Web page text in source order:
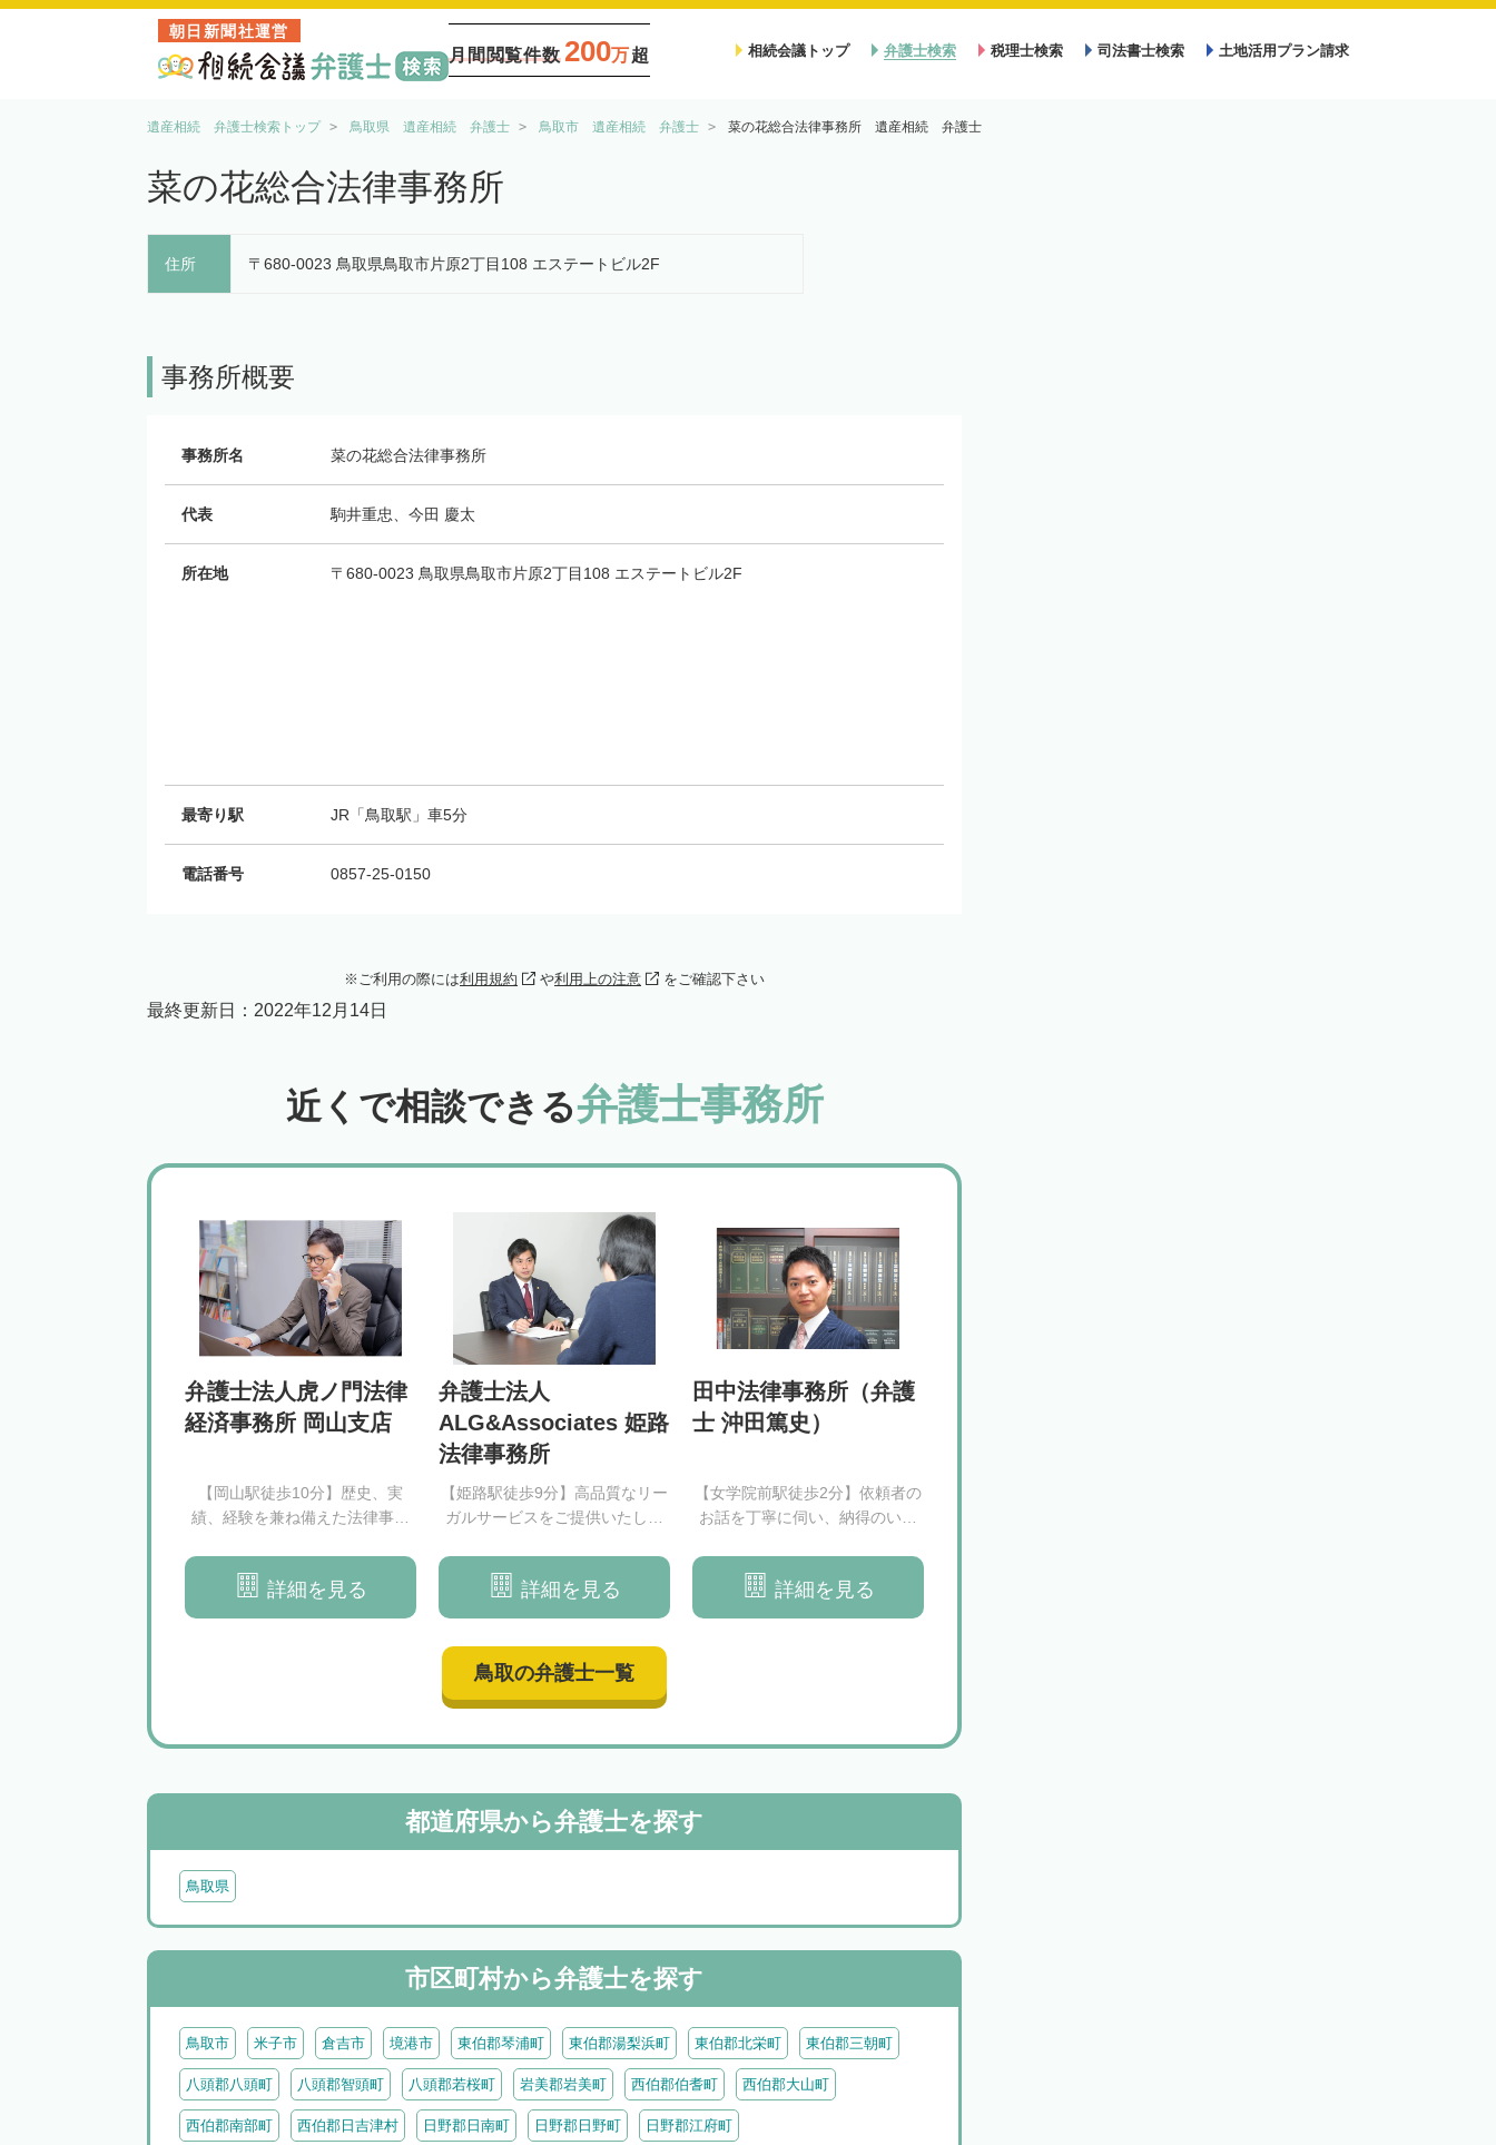
朝日新聞社運営
月間閲覧件数 200万超 相続会議トップ 弁護士検索 税理士検索 司法書士検索 土地活用プラン請求
遺産相続 弁護士検索トップ 鳥取県 遺産相続 弁護士 鳥取市 遺産相続 弁護士 菜の花総合法律事務所 遺産相続 弁護士
菜の花総合法律事務所
住所 〒680-0023 鳥取県鳥取市片原2丁目108 エステートビル2F
事務所概要
事務所名 菜の花総合法律事務所
代表 駒井重忠、今田 慶太
所在地 〒680-0023 鳥取県鳥取市片原2丁目108 エステートビル2F
最寄り駅 JR「鳥取駅」車5分
電話番号 0857-25-0150
ご利用の際には利用規約 や利用上の注意 をご確認下さい
最終更新日： 2022年12月14日
近くで相談できる弁護士事務所
弁護士法人虎ノ門法律
経済事務所 岡山支店
【岡山駅徒歩10分】歴史、実
績、経験を兼ね備えた法律事務
詳細を見る
弁護士法人
ALG&Associates 姫路
法律事務所
【姫路駅徒歩9分】高品質なリー
ガルサービスをご提供いたしま
詳細を見る
田中法律事務所（弁護
士 沖田篤史）
【女学院前駅徒歩2分】依頼者の
お話を丁寧に伺い、納得のいく
詳細を見る
鳥取の弁護士一覧
都道府県から弁護士を探す
鳥取県
市区町村から弁護士を探す
鳥取市 米子市 倉吉市 境港市 東伯郡琴浦町 東伯郡湯梨浜町 東伯郡北栄町 東伯郡三朝町
八頭郡八頭町 八頭郡智頭町 八頭郡若桜町 岩美郡岩美町 西伯郡伯耆町 西伯郡大山町
西伯郡南部町 西伯郡日吉津村 日野郡日南町 日野郡日野町 日野郡江府町